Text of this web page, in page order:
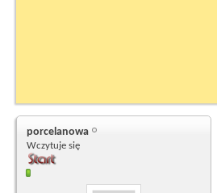
porcelanowa
Wczytuje się